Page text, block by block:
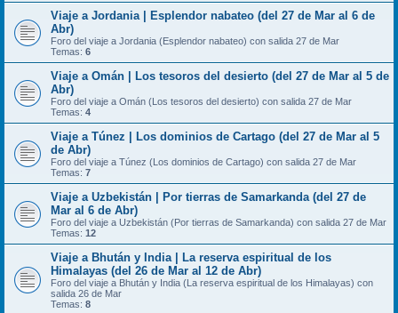
Viaje a Jordania | Esplendor nabateo (del 27 de Mar al 6 de
Abr)
Foro del viaje a Jordania (Esplendor nabateo) con salida 27 de Mar
Temas: 6
Viaje a Omán | Los tesoros del desierto (del 27 de Mar al 5 de
Abr)
Foro del viaje a Omán (Los tesoros del desierto) con salida 27 de Mar
Temas: 4
Viaje a Túnez | Los dominios de Cartago (del 27 de Mar al 5
de Abr)
Foro del viaje a Túnez (Los dominios de Cartago) con salida 27 de Mar
Temas: 7
Viaje a Uzbekistán | Por tierras de Samarkanda (del 27 de
Mar al 6 de Abr)
Foro del viaje a Uzbekistán (Por tierras de Samarkanda) con salida 27 de Mar
Temas: 12
Viaje a Bhután y India | La reserva espiritual de los
Himalayas (del 26 de Mar al 12 de Abr)
Foro del viaje a Bhután y India (La reserva espiritual de los Himalayas) con
salida 26 de Mar
Temas: 8